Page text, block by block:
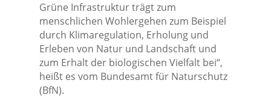
Grüne Infrastruktur trägt zum
menschlichen Wohlergehen zum Beispiel
durch Klimaregulation, Erholung und
Erleben von Natur und Landschaft und
zum Erhalt der biologischen Vielfalt bei“,
heißt es vom Bundesamt für Naturschutz
(BfN).